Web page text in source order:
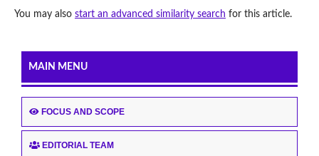
You may also start an advanced similarity search for this article.
MAIN MENU
FOCUS AND SCOPE
EDITORIAL TEAM